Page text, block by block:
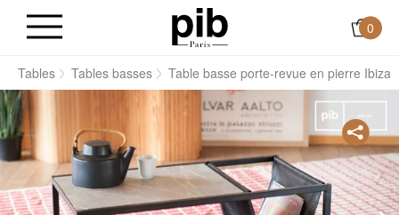
0
Tables Tables basses Table basse porte-revue en pierre Ibiza